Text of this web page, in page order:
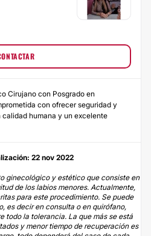
Cirujano con Posgrado en
con ofrecer seguridad y
humana y un excelente
22 nov 2022
ginecológico y estético que consiste en
de los labios menores. Actualmente,
para este procedimiento. Se puede
es decir en consulta o en quirófano,
todo la tolerancia. La que más se está
y menor tiempo de recuperación es